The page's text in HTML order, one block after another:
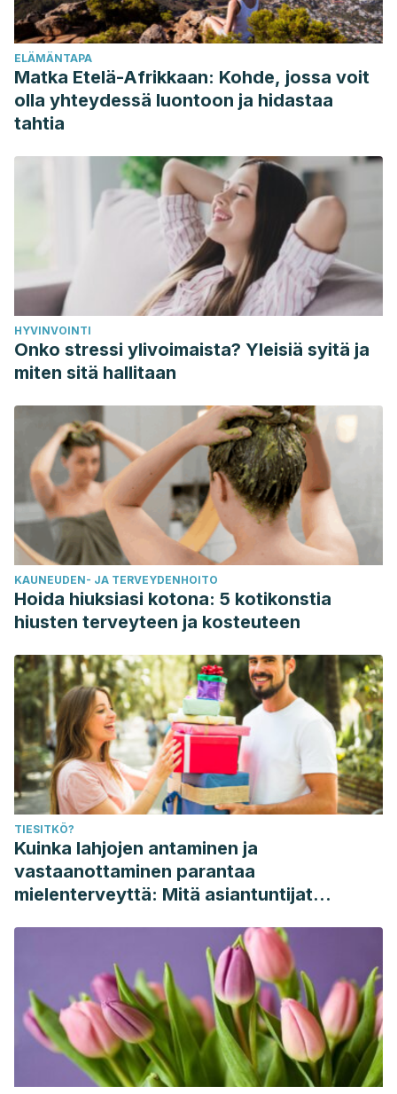
public/@wcm/@sop/@smd/documents/downloadable/
Organización Mundial de la Salud. Informe de la situación
mundial de enfermedades no transmisibles. (2014). 3,5,6
http://apps.who.int/iris/bitstream/handle/10665/149296/
sequence=1
no.4 Bogotá Oct./Dec. 2011.
http://www.scielo.org.co/scielo.php?
script=sci_arttext&pid=S0120-41572011000400001
Manual MSD. (2016). Introducción a la arteriopatía coronaria
https://www.msdmanuals.com/es/hogar/trastornos-del-
coraz%C3%B3n-y-los-vasos-
sangu%C3%ADneos/arteriopat%C3%ADa-coronaria-
coronariopat%C3%ADa/introducci%C3%B3n-a-la-
U.S. Food and Drug Administration. ¿Puede una aspirina al
día prevenir un ataque cardiaco?
https://www.fda.gov/consumers/articulos-en-
espanol/puede-una-aspirina-al-dia-prevenir-un-ataque-
cardiaco
ELÄMÄNTAPA
Matka Etelä-Afrikkaan: Kohde, jossa voit
olla yhteydessä luontoon ja hidastaa
tahtia
HYVINVOINTI
Onko stressi ylivoimaista? Yleisiä syitä ja
miten sitä hallitaan
KAUNEUDEN- JA TERVEYDENHOITO
Hoida hiuksiasi kotona: 5 kotikonstia
hiusten terveyteen ja kosteuteen
TIESITKÖ?
Kuinka lahjojen antaminen ja
vastaanottaminen parantaa
mielenterveyttä: Mitä asiantuntijat